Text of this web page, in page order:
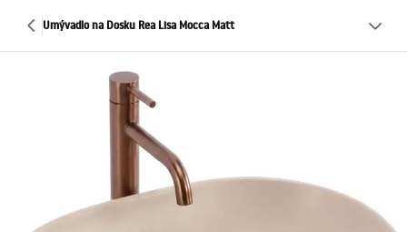
Umývadlo na Dosku Rea Lisa Mocca Matt